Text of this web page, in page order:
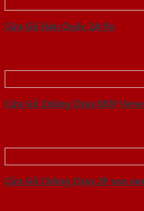
Cửa Gỗ Hàn Quốc 2A fix
Cửa Gỗ Chống Cháy MDF
Cửa Gỗ Chống Cháy 2P son